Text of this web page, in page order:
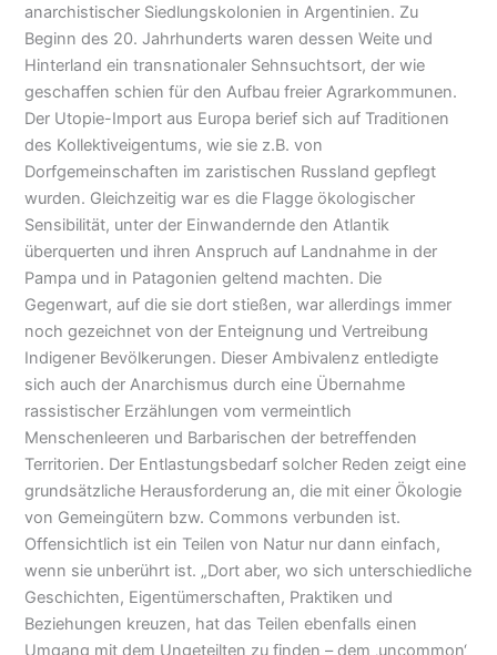
anarchistischer Siedlungskolonien in Argentinien. Zu
Beginn des 20. Jahrhunderts waren dessen Weite und
Hinterland ein transnationaler Sehnsuchtsort, der wie
geschaffen schien für den Aufbau freier Agrarkommunen.
Der Utopie-Import aus Europa berief sich auf Traditionen
des Kollektiveigentums, wie sie z.B. von
Dorfgemeinschaften im zaristischen Russland gepflegt
wurden. Gleichzeitig war es die Flagge ökologischer
Sensibilität, unter der Einwandernde den Atlantik
überquerten und ihren Anspruch auf Landnahme in der
Pampa und in Patagonien geltend machten. Die
Gegenwart, auf die sie dort stießen, war allerdings immer
noch gezeichnet von der Enteignung und Vertreibung
Indigener Bevölkerungen. Dieser Ambivalenz entledigte
sich auch der Anarchismus durch eine Übernahme
rassistischer Erzählungen vom vermeintlich
Menschenleeren und Barbarischen der betreffenden
Territorien. Der Entlastungsbedarf solcher Reden zeigt eine
grundsätzliche Herausforderung an, die mit einer Ökologie
von Gemeingütern bzw. Commons verbunden ist.
Offensichtlich ist ein Teilen von Natur nur dann einfach,
wenn sie unberührt ist. „Dort aber, wo sich unterschiedliche
Geschichten, Eigentümerschaften, Praktiken und
Beziehungen kreuzen, hat das Teilen ebenfalls einen
Umgang mit dem Ungeteilten zu finden – dem ‚uncommon‘